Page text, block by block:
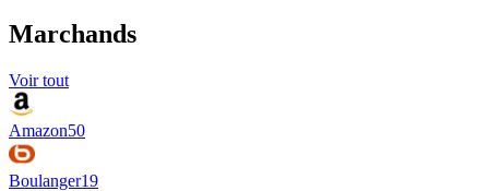
Marchands
Voir tout
Amazon50
Boulanger19